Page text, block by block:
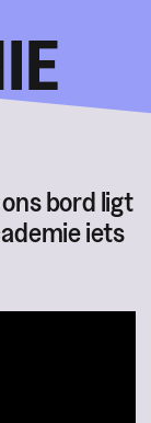
bord ligt
iets